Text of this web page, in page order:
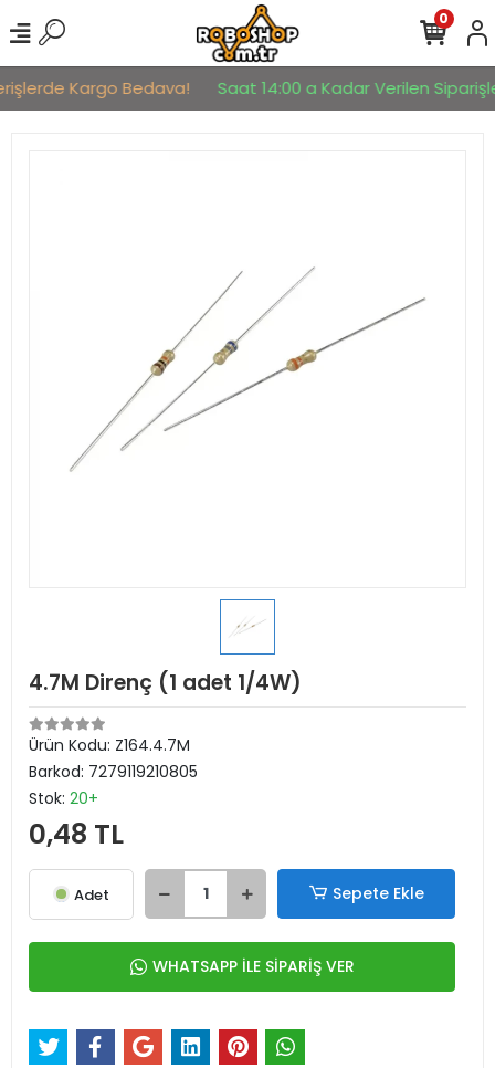
Kargo Bedava! Saat 14:00 a Kadar Verilen
0
4.7M Direnç (1 adet 1/4W)
Ürün Kodu: Z164.4.7M
Barkod: 7279119210805
Stok: 20+
0,48 TL
Adet Sepete Ekle
WHATSAPP İLE SİPARİŞ VER